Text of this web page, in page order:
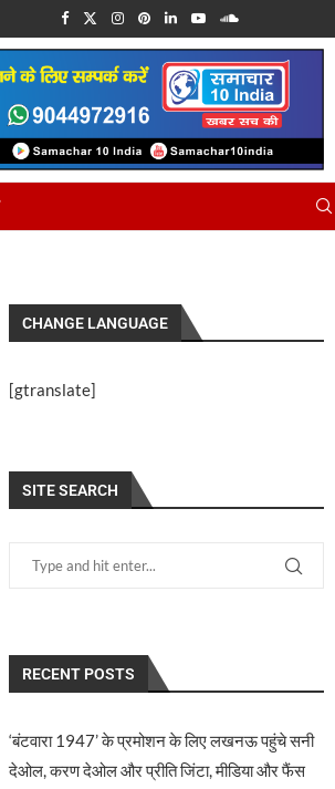
CHANGE LANGUAGE
[gtranslate]
SITE SEARCH
RECENT POSTS
‘बंटवारा 1947’ के प्रमोशन के लिए लखनऊ पहुंचे सनी
देओल, करण देओल और प्रीति जिंटा, मीडिया और फैंस